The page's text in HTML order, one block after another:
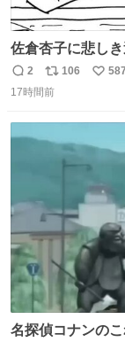
佐倉杏子に悲し
返
信
2
リ
ポ
106
い
587
17時間前
名探偵コナンの